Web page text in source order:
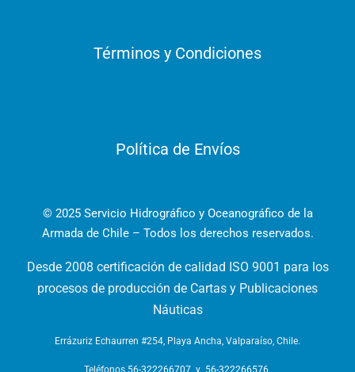
Términos y Condiciones
Política de Envíos
© 2025 Servicio Hidrográfico y Oceanográfico de la
Armada de Chile – Todos los derechos reservados.
Desde 2008 certificación de calidad ISO 9001 para los
procesos de producción de Cartas y Publicaciones
Náuticas
Errázuriz Echaurren #254, Playa Ancha, Valparaíso, Chile.
Teléfonos 56-322266707 y 56-322266576